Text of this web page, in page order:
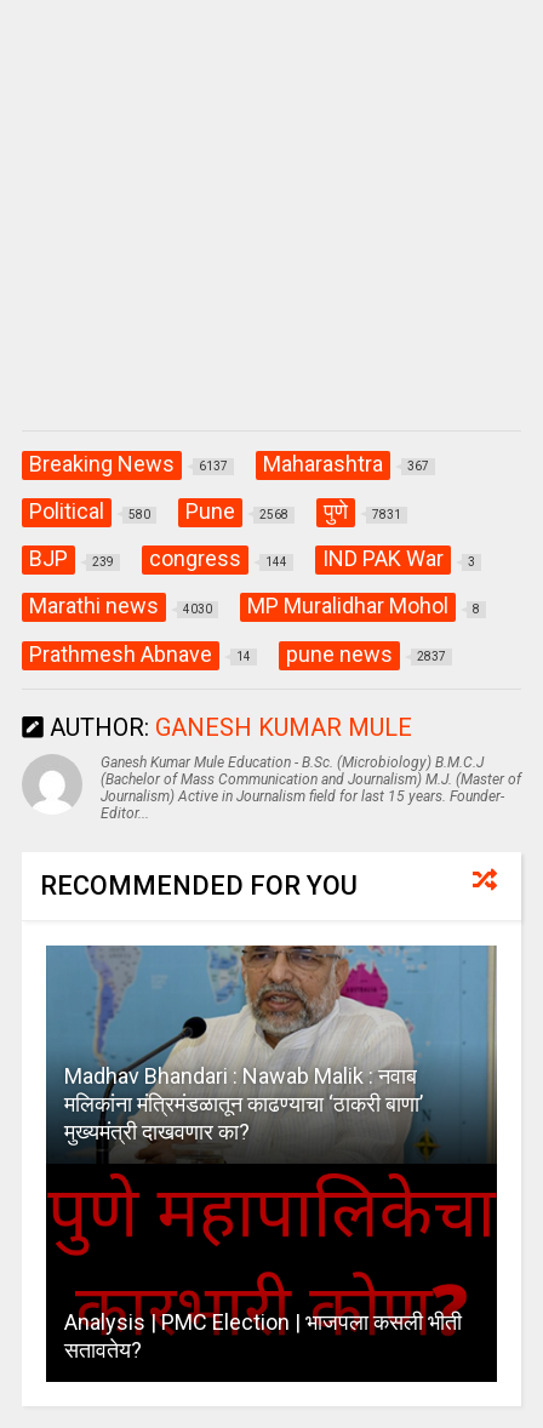
Breaking News 6137 Maharashtra 367
Political 580 Pune 2568 पुणे 7831
BJP 239 congress 144 IND PAK War 3
Marathi news 4030 MP Muralidhar Mohol 8
Prathmesh Abnave 14 pune news 2837
AUTHOR: GANESH KUMAR MULE
Ganesh Kumar Mule Education - B.Sc. (Microbiology) B.M.C.J
(Bachelor of Mass Communication and Journalism) M.J. (Master of
Journalism) Active in Journalism field for last 15 years. Founder-
Editor...
RECOMMENDED FOR YOU
Madhav Bhandari : Nawab Malik : नवाब
मलिकांना मंत्रिमंडळातून काढण्याचा ‘ठाकरी बाणा’
मुख्यमंत्री दाखवणार का?
Analysis | PMC Election | भाजपला कसली भीती
सतावतेय?